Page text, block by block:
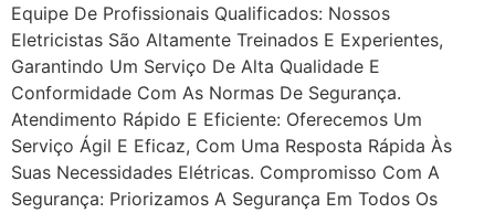
Equipe De Profissionais Qualificados: Nossos
Eletricistas São Altamente Treinados E Experientes,
Garantindo Um Serviço De Alta Qualidade E
Conformidade Com As Normas De Segurança.
Atendimento Rápido E Eficiente: Oferecemos Um
Serviço Ágil E Eficaz, Com Uma Resposta Rápida Às
Suas Necessidades Elétricas. Compromisso Com A
Segurança: Priorizamos A Segurança Em Todos Os